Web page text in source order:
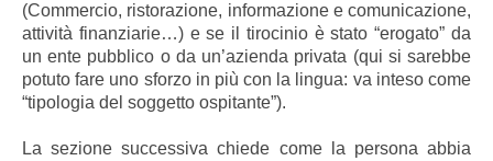
(Commercio, ristorazione, informazione e comunicazione,
attività finanziarie…) e se il tirocinio è stato “erogato” da
un ente pubblico o da un’azienda privata (qui si sarebbe
potuto fare uno sforzo in più con la lingua: va inteso come
“tipologia del soggetto ospitante”).
La sezione successiva chiede come la persona abbia